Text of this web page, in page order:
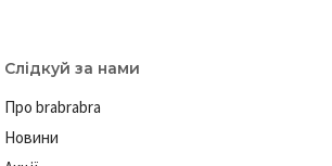
Слідкуй за нами
Про brabrabra
Новини